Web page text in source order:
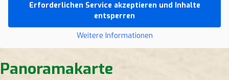
Erforderlichen Service akzeptieren und Inhalte
entsperren
Weitere Informationen
Panoramakarte